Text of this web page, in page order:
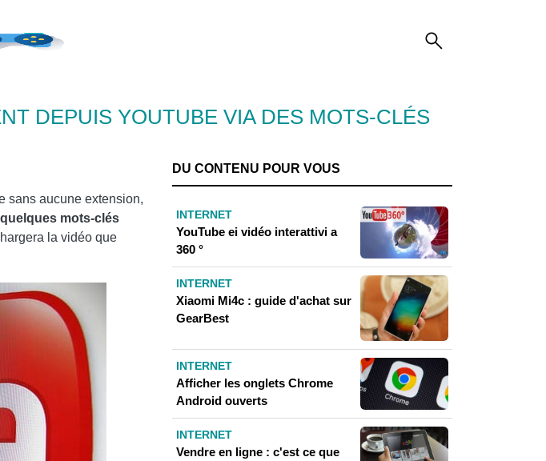
DEPUIS YOUTUBE VIA DES MOTS-CLÉS
sans aucune extension,
mots-clés
la vidéo que
DU CONTENU POUR VOUS
INTERNET
YouTube ei vidéo interattivi a
360 °
INTERNET
Xiaomi Mi4c : guide d'achat sur
GearBest
INTERNET
Afficher les onglets Chrome
Android ouverts
INTERNET
Vendre en ligne : c'est ce que